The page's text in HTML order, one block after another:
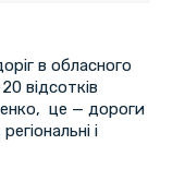
в обласного
відсотків
це — дороги
і